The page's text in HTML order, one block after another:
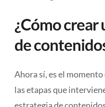
¿Cómo crear
de
Ahora sí, es el
las etapas que